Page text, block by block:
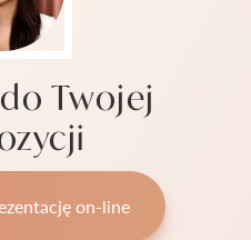
Twojej
on-line